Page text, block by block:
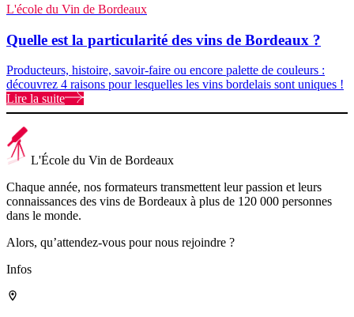
L'école du Vin de Bordeaux
Quelle est la particularité des vins de Bordeaux ?
Producteurs, histoire, savoir-faire ou encore palette de couleurs :
découvrez 4 raisons pour lesquelles les vins bordelais sont uniques !
Lire la suite
L'École du Vin de Bordeaux
Chaque année, nos formateurs transmettent leur passion et leurs
connaissances des vins de Bordeaux à plus de 120 000 personnes
dans le monde.
Alors, qu’attendez-vous pour nous rejoindre ?
Infos